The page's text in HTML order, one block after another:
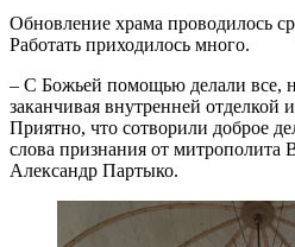
Обновление храма проводилось
Работать приходилось много.
– С Божьей помощью делали все,
заканчивая внутренней отделкой
Приятно, что сотворили доброе
слова признания от митрополита
Александр Партыко.